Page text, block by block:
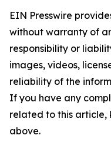
EIN Presswire
without warranty of
responsibility or
images, videos,
reliability of the
If you have any
related to this
above.